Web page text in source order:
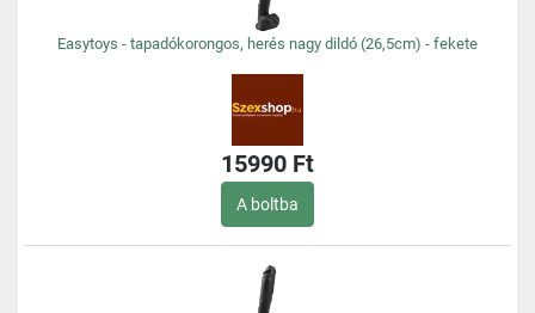
Easytoys - tapadókorongos, herés nagy dildó (26,5cm) - fekete
15990 Ft
A boltba